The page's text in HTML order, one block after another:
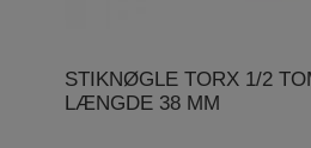
STIKNØGLE TORX 1/2
LÆNGDE 38 MM